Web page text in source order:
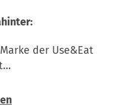
der Use&Eat